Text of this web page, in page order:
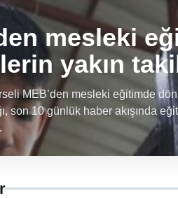
mesleki
yakın
MEB’den mesleki eğitimde
son 10 günlük haber akışında